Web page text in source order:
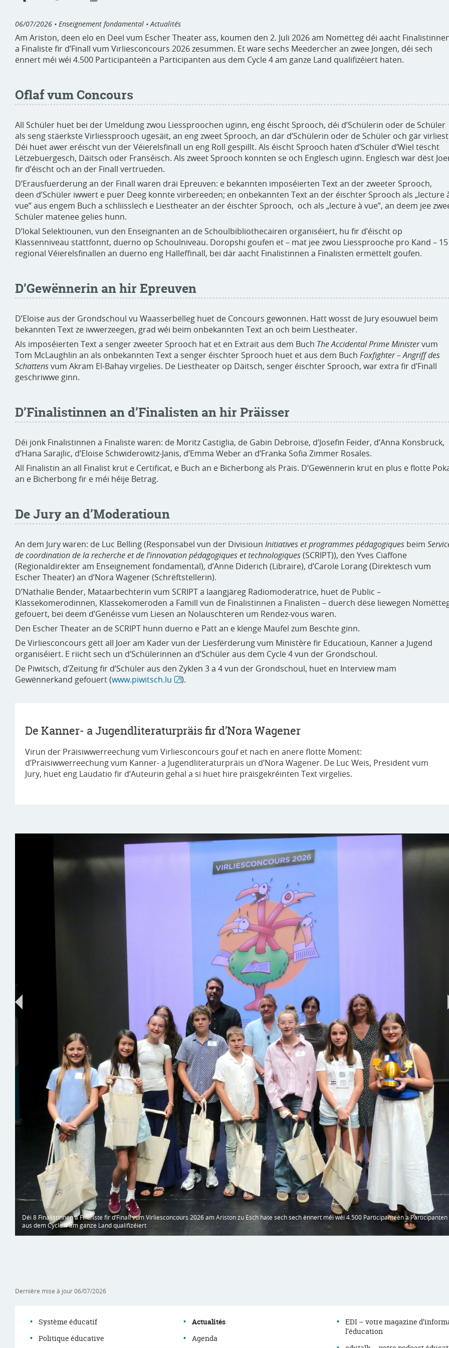
06/07/2026 • Enseignement fondamental • Actualités
Am Ariston, deen elo en Deel vum Escher Theater ass, koumen den 2. Juli 2026 am Nomëtteg déi aacht
a Finaliste fir d’Finall vum Virliesconcours 2026 zesummen. Et ware sechs Meedercher an zwee Jongen, déi sech
ënnert méi wéi 4.500 Participanteën a Participanten aus dem Cycle 4 am ganze Land qualifizéiert haten.
Oflaf vum Concours
All Schüler huet bei der Umeldung zwou Liessproochen uginn, eng éischt Sprooch, déi d’Schülerin oder de Schüler
als seng stäerkste Virliessprooch ugesäit, an eng zweet Sprooch, an där d’Schülerin oder de Schüler och gär
Déi huet awer eréischt vun der Véierelsfinall un eng Roll gespillt. Als éischt Sprooch haten d’Schüler d’Wiel tëscht
Lëtzebuergesch, Däitsch oder Franséisch. Als zweet Sprooch konnten se och Englesch uginn. Englesch war dëst
fir d’éischt och an der Finall vertrueden.
D’Erausfuerderung an der Finall waren dräi Epreuven: e bekannten imposéierten Text an der zweeter Sprooch,
deen d’Schüler iwwert e puer Deeg konnte virbereeden; en onbekannten Text an der éischter Sprooch als „lecture
vue” aus engem Buch a schliisslech e Liestheater an der éischter Sprooch, och als „lecture à vue”, an deem jee
Schüler matenee gelies hunn.
D’lokal Selektiounen, vun den Enseignanten an de Schoulbibliothecairen organiséiert, hu fir d’éischt op
Klassenniveau stattfonnt, duerno op Schoulniveau. Doropshi goufen et – mat jee zwou Liessprooche pro Kand – 15
regional Véierelsfinallen an duerno eng Halleffinall, bei där aacht Finalistinnen a Finalisten ermëttelt goufen.
D’Gewënnerin an hir Epreuven
D’Eloise aus der Grondschoul vu Waasserbëlleg huet de Concours gewonnen. Hatt wosst de Jury esouwuel beim
bekannten Text ze iwwerzeegen, grad wéi beim onbekannten Text an och beim Liestheater.
Als imposéierten Text a senger zweeter Sprooch hat et en Extrait aus dem Buch The Accidental Prime Ministervum
Tom McLaughlin an als onbekannten Text a senger éischter Sprooch huet et aus dem Buch Foxfighter – Angriff des
Schattensvum Akram El-Bahay virgelies. De Liestheater op Däitsch, senger éischter Sprooch, war extra fir d’Finall
geschriwwe ginn.
D’Finalistinnen an d’Finalisten an hir Präisser
Déi jonk Finalistinnen a Finaliste waren: de Moritz Castiglia, de Gabin Debroise, d’Josefin Feider, d’Anna Konsbruck,
d’Hana Sarajlic, d’Eloise Schwiderowitz-Janis, d’Emma Weber an d’Franka Sofia Zimmer Rosales.
All Finalistin an all Finalist krut e Certificat, e Buch an e Bicherbong als Präis. D’Gewënnerin krut en plus e flotte
an e Bicherbong fir e méi héije Betrag.
De Jury an d’Moderatioun
An dem Jury waren: de Luc Belling (Responsabel vun der Divisioun Initiatives et programmes pédagogiques beim
de coordination de la recherche et de l’innovation pédagogiques et technologiques(SCRIPT)), den Yves Ciaffone
(Regionaldirekter am Enseignement fondamental), d’Anne Diderich (Libraire), d’Carole Lorang (Direktesch vum
Escher Theater) an d’Nora Wagener (Schrëftstellerin).
D’Nathalie Bender, Mataarbechterin vum SCRIPT a laangjäreg Radiomoderatrice, huet de Public –
Klassekomerodinnen, Klassekomeroden a Famill vun de Finalistinnen a Finalisten – duerch dëse liewegen
gefouert, bei deem d’Genéisse vum Liesen an Nolauschteren um Rendez-vous waren.
Den Escher Theater an de SCRIPT hunn duerno e Patt an e klenge Maufel zum Beschte ginn.
De Virliesconcours gëtt all Joer am Kader vun der Liesfërderung vum Ministère fir Educatioun, Kanner a Jugend
organiséiert. E riicht sech un d’Schülerinnen an d’Schüler aus dem Cycle 4 vun der Grondschoul.
De Piwitsch, d’Zeitung fir d’Schüler aus den Zyklen 3 a 4 vun der Grondschoul, huet en Interview mam
Gewënnerkand gefouert (www.piwitsch.lu ).
De Kanner- a Jugendliteraturpräis fir d’Nora Wagener
Virun der Präisiwwerreechung vum Virliesconcours gouf et nach en anere flotte Moment:
d’Präisiwwerreechung vum Kanner- a Jugendliteraturpräis un d’Nora Wagener. De Luc Weis, President vum
Jury, huet eng Laudatio fir d’Auteurin gehal a si huet hire präisgekréinten Text virgelies.
Déi 8 Finalistinnen a Finaliste fir d’Finall vum Virliesconcours 2026 am Ariston zu Esch hate sech sech ënnert méi wéi 4.500 Participanteën a Participanten
aus dem Cycle 4 am ganze Land qualifizéiert
Dernière mise à jour06/07/2026
Système éducatif
Politique éducative
Actualités
Agenda
EDI – votre magazine
l’éducation